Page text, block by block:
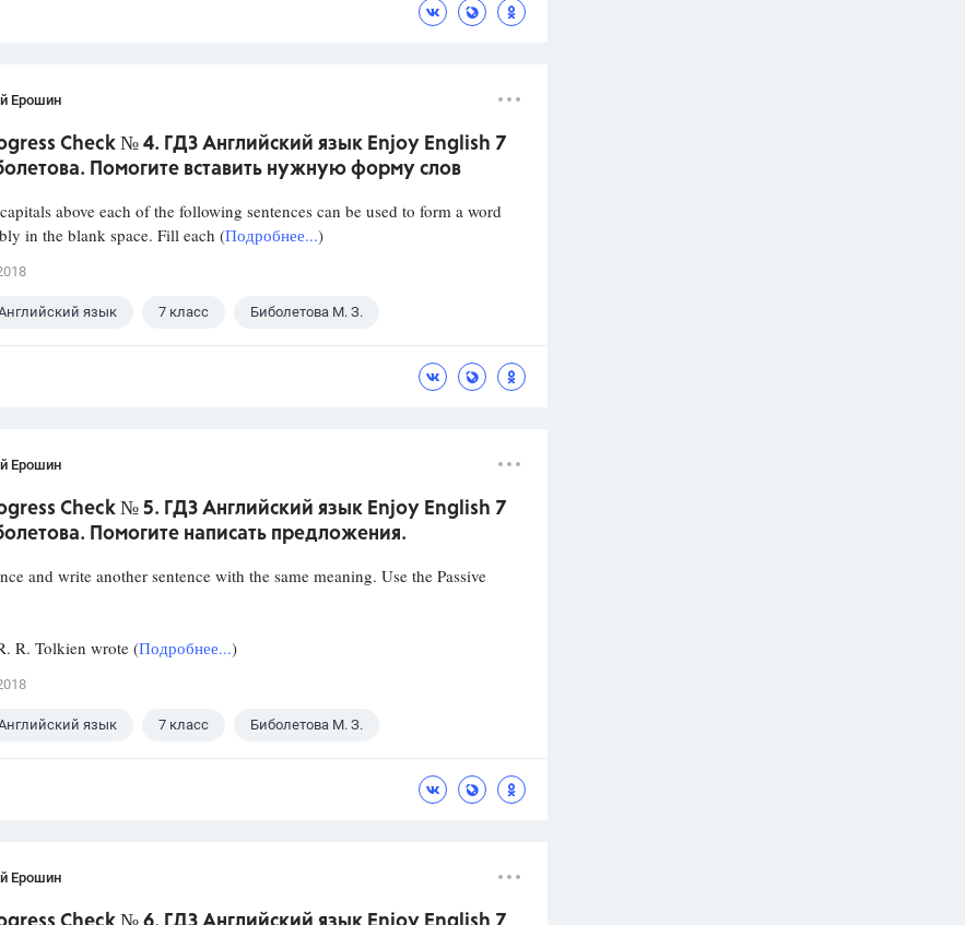
Ерошин
Check № 4. ГДЗ Английский язык Enjoy English 7
Помогите вставить нужную форму слов
above each of the following sentences can be used to form a word
in the blank space. Fill each (Подробнее...)
язык 7 класс Биболетова М. З.
Ерошин
Check № 5. ГДЗ Английский язык Enjoy English 7
Помогите написать предложения.
and write another sentence with the same meaning. Use the Passive
Tolkien wrote (Подробнее...)
язык 7 класс Биболетова М. З.
Ерошин